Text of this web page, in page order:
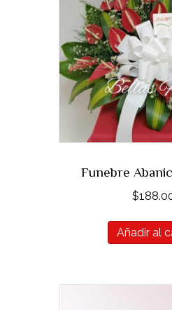
Funebre
$
Añadir al